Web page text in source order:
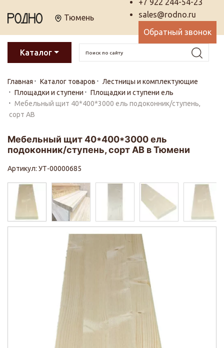
Тюмень
+7 922 244-54-23
sales@rodno.ru
Обратный звонок
Каталог
Главная Каталог товаров
Лестницы и комплектующие
Площадки и ступени
Площадки и ступени ель
Мебельный щит 40*400*3000 ель подоконник/ступень,
сорт АВ
Мебельный щит 40*400*3000 ель
подоконник/ступень, сорт АВ в Тюмени
Артикул: УТ-00000685